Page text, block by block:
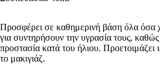
Προσφέρει σε καθημερινή βάση όλα όσα
για συντηρήσουν την υγρασία τους,
προστασία κατά του ήλιου. Προετοιμάζει
το μακιγιάζ.